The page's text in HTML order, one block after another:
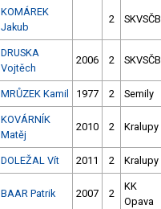
KOMÁREK
Jakub
2 SKVSČB
DRUSKA
Vojtěch
2006 2 SKVSČB
MRŮZEK Kamil 1977 2 Semily
KOVÁRNÍK
Matěj
2010 2 Kralupy
DOLEŽAL Vít 2011 2 Kralupy
BAAR Patrik 2007 2
KK
Opava